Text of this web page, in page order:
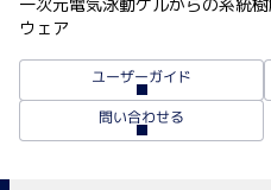
ウェア
ユーザーガイド
問い合わせる